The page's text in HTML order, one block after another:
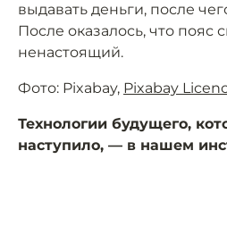
выдавать деньги, после
После оказалось, что пояс
ненастоящий.
Фото: Pixabay, Pixabay
Технологии будущего,
наступило, — в нашем